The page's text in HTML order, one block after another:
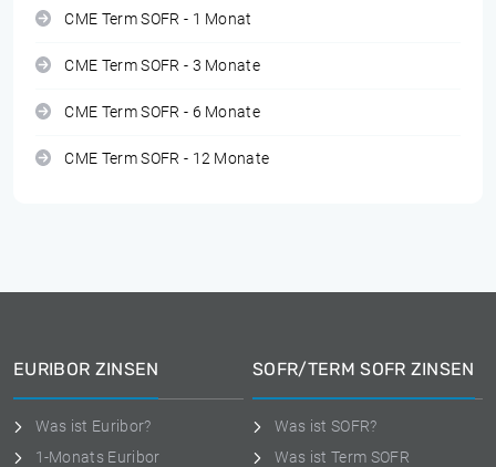
CME Term SOFR - 1 Monat
CME Term SOFR - 3 Monate
CME Term SOFR - 6 Monate
CME Term SOFR - 12 Monate
EURIBOR ZINSEN
Was ist Euribor?
1-Monats Euribor
SOFR/TERM SOFR ZINSEN
Was ist SOFR?
Was ist Term SOFR